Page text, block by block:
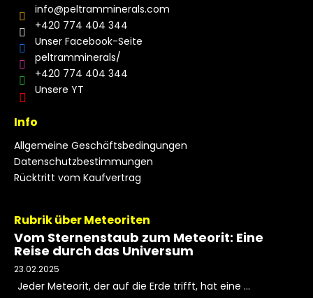
info@peltramminerals.com
+420 774 404 344
Unser Facebook-Seite
peltramminerals/
+420 774 404 344
Unsere YT
Info
Allgemeine Geschäftsbedingungen
Datenschutzbestimmungen
Rücktritt vom Kaufvertrag
Rubrik über Meteoriten
Vom Sternenstaub zum Meteorit: Eine
Reise durch das Universum
23.02.2025
Jeder Meteorit, der auf die Erde trifft, hat eine ...